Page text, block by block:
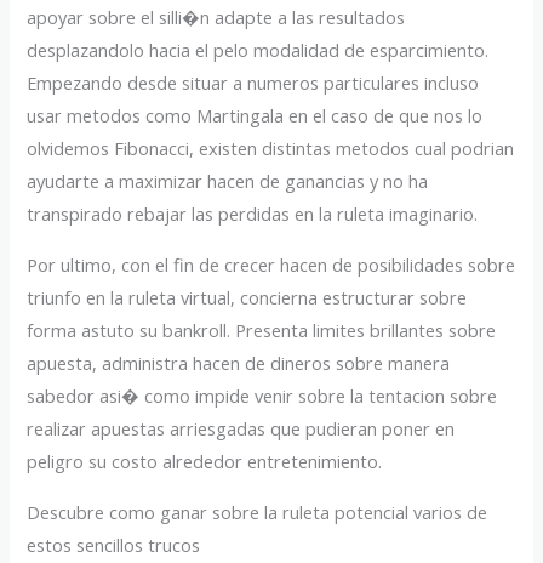
apoyar sobre el silli�n adapte a las resultados
desplazandolo hacia el pelo modalidad de esparcimiento.
Empezando desde situar a numeros particulares incluso
usar metodos como Martingala en el caso de que nos lo
olvidemos Fibonacci, existen distintas metodos cual podrian
ayudarte a maximizar hacen de ganancias y no ha
transpirado rebajar las perdidas en la ruleta imaginario.
Por ultimo, con el fin de crecer hacen de posibilidades sobre
triunfo en la ruleta virtual, concierna estructurar sobre
forma astuto su bankroll. Presenta limites brillantes sobre
apuesta, administra hacen de dineros sobre manera
sabedor asi� como impide venir sobre la tentacion sobre
realizar apuestas arriesgadas que pudieran poner en
peligro su costo alrededor entretenimiento.
Descubre como ganar sobre la ruleta potencial varios de
estos sencillos trucos